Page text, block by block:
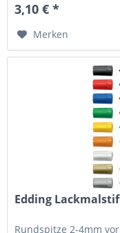
3,10 € *
Merken
Edding
Rundspitze 2-4mm